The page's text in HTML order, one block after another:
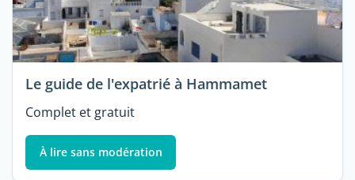
Le guide de l'expatrié à Hammamet
Complet et gratuit
À lire sans modération